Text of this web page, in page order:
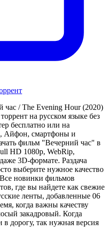
/ The Evening Hour (2020)
на русском языке без
бесплатно или на
Айфон, смартфоны и
фильм "Вечерний час" в
HD 1080p, WebRip,
3D-формате. Раздача
выберите нужное качество
новинки фильмов
где вы найдете как свежие
ленты, добавленные 06
когда важны качеству
закадровый. Когда
дорогу, так нужная версия